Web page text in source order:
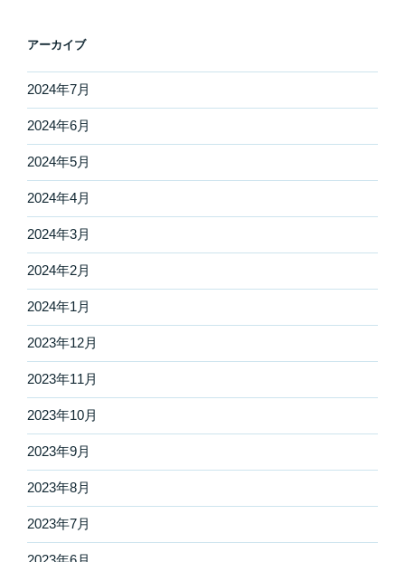
アーカイブ
2024年7月
2024年6月
2024年5月
2024年4月
2024年3月
2024年2月
2024年1月
2023年12月
2023年11月
2023年10月
2023年9月
2023年8月
2023年7月